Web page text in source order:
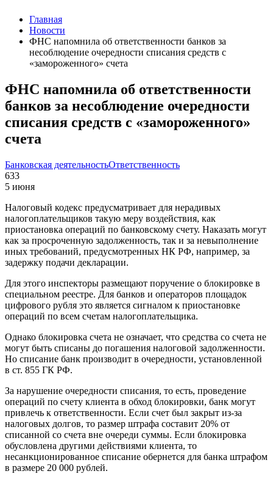
Главная
Новости
ФНС напомнила об ответственности банков за
несоблюдение очередности списания средств с
«замороженного» счета
ФНС напомнила об ответственности
банков за несоблюдение очередности
списания средств с «замороженного»
счета
Банковская деятельностьОтветственность
633
5 июня
Налоговый кодекс предусматривает для нерадивых
налогоплательщиков такую меру воздействия, как
приостановка операций по банковскому счету. Наказать могут
как за просроченную задолженность, так и за невыполнение
иных требований, предусмотренных НК РФ, например, за
задержку подачи декларации.
Для этого инспекторы размещают поручение о блокировке в
специальном реестре. Для банков и операторов площадок
цифрового рубля это является сигналом к приостановке
операций по всем счетам налогоплательщика.
Однако блокировка счета не означает, что средства со счета не
могут быть списаны до погашения налоговой задолженности.
Но списание банк производит в очередности, установленной
в ст. 855 ГК РФ.
За нарушение очередности списания, то есть, проведение
операций по счету клиента в обход блокировки, банк могут
привлечь к ответственности. Если счет был закрыт из-за
налоговых долгов, то размер штрафа составит 20% от
списанной со счета вне очереди суммы. Если блокировка
обусловлена другими действиями клиента, то
несанкционированное списание обернется для банка штрафом
в размере 20 000 рублей.